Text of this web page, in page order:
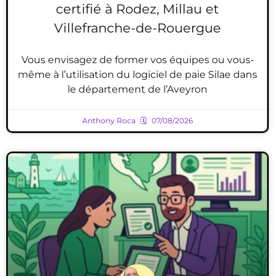
certifié à Rodez, Millau et
Villefranche-de-Rouergue
Vous envisagez de former vos équipes ou vous-
même à l’utilisation du logiciel de paie Silae dans
le département de l’Aveyron
Anthony Roca 07/08/2026